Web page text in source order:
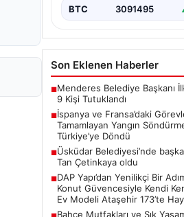
BTC 3091495
Son Eklenen Haberler
■Menderes Belediye Başkanı
9 Kişi Tutuklandı
■İspanya ve Fransa’daki
Tamamlayan Yangın
Türkiye’ye Döndü
■Üsküdar Belediyesi’nde
Tan Çetinkaya oldu
■DAP Yapı’dan Yenilikçi Bir
Konut Güvencesiyle Kendi
Ev Modeli Ataşehir 173’te
Bahçe Mutfakları ve Şık